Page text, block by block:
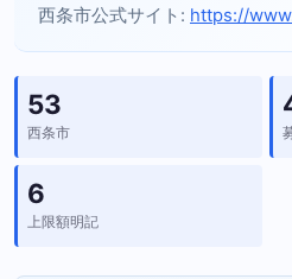
西条市公式サイト: https://
53
西条市
6
上限額明記